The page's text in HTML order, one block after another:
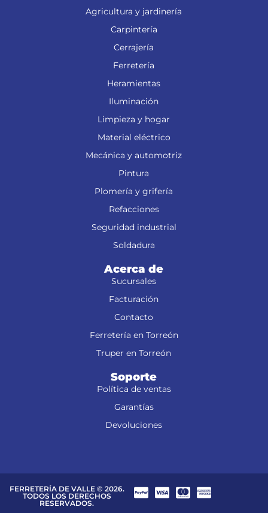
Agricultura y jardinería
Carpintería
Cerrajería
Ferretería
Heramientas
Iluminación
Limpieza y hogar
Material eléctrico
Mecánica y automotriz
Pintura
Plomería y grifería
Refacciones
Seguridad industrial
Soldadura
Acerca de
Sucursales
Facturación
Contacto
Ferretería en Torreón
Truper en Torreón
Soporte
Política de ventas
Garantías
Devoluciones
FERRETERÍA DE VALLE © 2026.
TODOS LOS DERECHOS
RESERVADOS.